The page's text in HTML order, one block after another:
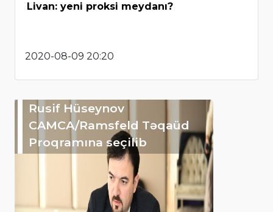
Livan: yeni proksi meydanı?
2020-08-09 20:20
Rusif Hüseynov
CAMCA/Ramsfeld Təqaüd
Proqramına seçilib